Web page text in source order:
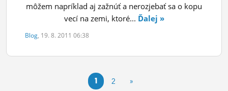
môžem napríklad aj zažnúť a nerozjebať sa o kopu
vecí na zemi, ktoré... Ďalej »
Blog, 19. 8. 2011 06:38
1 2 »